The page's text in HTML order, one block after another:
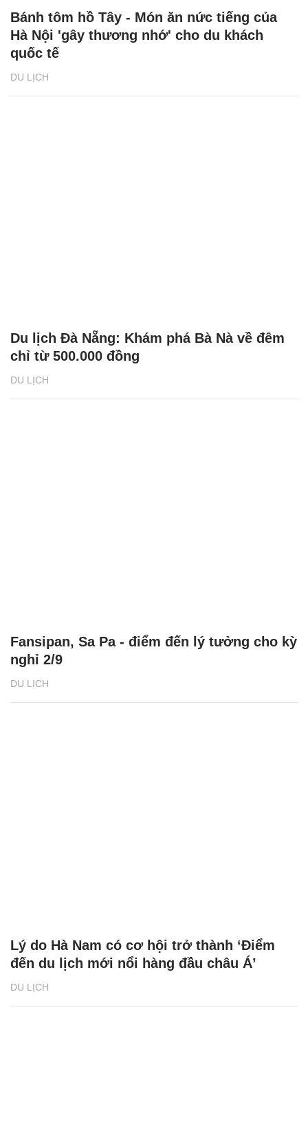
DU LỊCH
Bánh tôm hồ Tây - Món ăn nức tiếng của
Hà Nội 'gây thương nhớ' cho du khách
quốc tế
DU LỊCH
Du lịch Đà Nẵng: Khám phá Bà Nà về đêm
chỉ từ 500.000 đồng
DU LỊCH
Fansipan, Sa Pa - điểm đến lý tưởng cho kỳ
nghỉ 2/9
DU LỊCH
Lý do Hà Nam có cơ hội trở thành ‘Điểm
đến du lịch mới nổi hàng đầu châu Á’